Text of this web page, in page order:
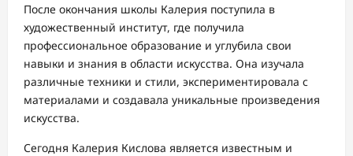
После окончания школы Калерия поступила в
художественный институт, где получила
профессиональное образование и углубила свои
навыки и знания в области искусства. Она изучала
различные техники и стили, экспериментировала с
материалами и создавала уникальные произведения
искусства.
Сегодня Калерия Кислова является известным и